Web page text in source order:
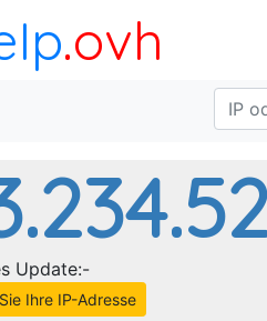
.ovh
Update:-
Ihre IP-Adresse